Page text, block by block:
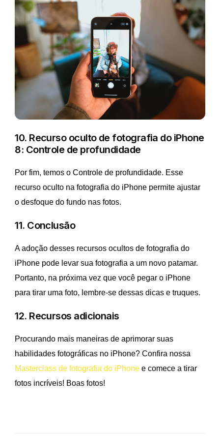
10. Recurso oculto de fotografia do iPhone
8: Controle de profundidade
Por fim, temos o Controle de profundidade. Esse
recurso oculto na fotografia do iPhone permite ajustar
o desfoque do fundo nas fotos.
11. Conclusão
A adoção desses recursos ocultos de fotografia do
iPhone pode levar sua fotografia a um novo patamar.
Portanto, na próxima vez que você pegar o iPhone
para tirar uma foto, lembre-se dessas dicas e truques.
12. Recursos adicionais
Procurando mais maneiras de aprimorar suas
habilidades fotográficas no iPhone? Confira nossa
Masterclass de fotografia do iPhone e comece a tirar
fotos incríveis! Boas fotos!